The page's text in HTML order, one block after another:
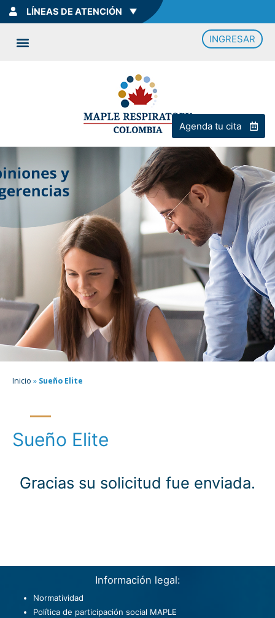
Agenda tu cita
LÍNEAS DE ATENCIÓN
INGRESAR
Inicio » Sueño Elite
Sueño Elite
Gracias su solicitud fue enviada.
Información legal:
Normatividad
Política de participación social MAPLE